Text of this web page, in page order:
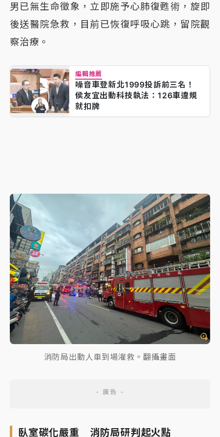
男已無生命徵象，立即施予心肺復甦術，旋即
後送醫院急救，目前已恢復呼吸心跳，留院觀
察治療。
編輯推薦
噪音車登新北1999投訴前三名！
侯友宜出動科技執法：126車違規
就扣牌
消防局出動人車到場灌救。翻攝畫面
臥室碳化嚴重 消防局研判起火點